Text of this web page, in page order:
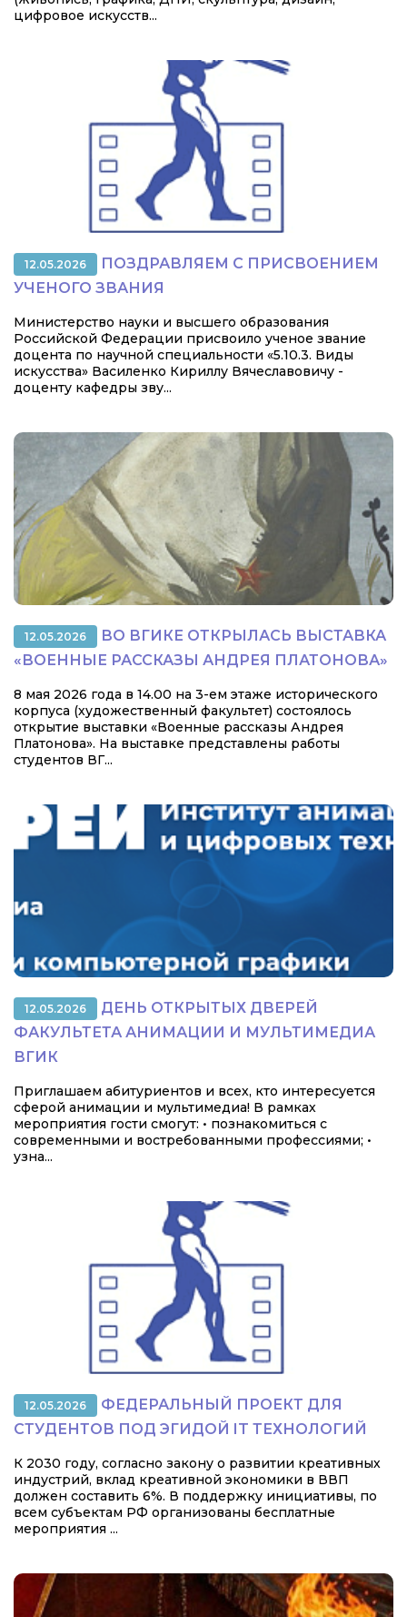
цифровое искусств...
12.05.2026
ПОЗДРАВЛЯЕМ С ПРИСВОЕНИЕМ
УЧЕНОГО ЗВАНИЯ
Министерство науки и высшего образования
Российской Федерации присвоило ученое звание
доцента по научной специальности «5.10.3. Виды
искусства» Василенко Кириллу Вячеславовичу -
доценту кафедры зву...
12.05.2026
ВО ВГИКЕ ОТКРЫЛАСЬ ВЫСТАВКА
«ВОЕННЫЕ РАССКАЗЫ АНДРЕЯ ПЛАТОНОВА»
8 мая 2026 года в 14.00 на 3-ем этаже исторического
корпуса (художественный факультет) состоялось
открытие выставки «Военные рассказы Андрея
Платонова». На выставке представлены работы
студентов ВГ...
12.05.2026
ДЕНЬ ОТКРЫТЫХ ДВЕРЕЙ
ФАКУЛЬТЕТА АНИМАЦИИ И МУЛЬТИМЕДИА
ВГИК
Приглашаем абитуриентов и всех, кто интересуется
сферой анимации и мультимедиа! В рамках
мероприятия гости смогут: • познакомиться с
современными и востребованными профессиями; •
узна...
12.05.2026
ФЕДЕРАЛЬНЫЙ ПРОЕКТ ДЛЯ
СТУДЕНТОВ ПОД ЭГИДОЙ IT ТЕХНОЛОГИЙ
К 2030 году, согласно закону о развитии креативных
индустрий, вклад креативной экономики в ВВП
должен составить 6%. В поддержку инициативы, по
всем субъектам РФ организованы бесплатные
мероприятия ...